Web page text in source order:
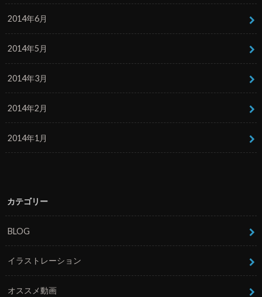
2014年6月
2014年5月
2014年3月
2014年2月
2014年1月
カテゴリー
BLOG
イラストレーション
オススメ動画